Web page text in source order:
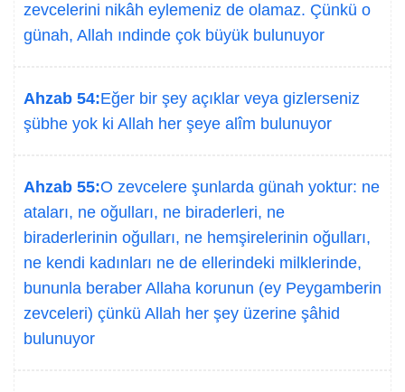
zevcelerini nikâh eylemeniz de olamaz. Çünkü o
günah, Allah ındinde çok büyük bulunuyor
Ahzab 54:Eğer bir şey açıklar veya gizlerseniz
şübhe yok ki Allah her şeye alîm bulunuyor
Ahzab 55:O zevcelere şunlarda günah yoktur: ne
ataları, ne oğulları, ne biraderleri, ne
biraderlerinin oğulları, ne hemşirelerinin oğulları,
ne kendi kadınları ne de ellerindeki milklerinde,
bununla beraber Allaha korunun (ey Peygamberin
zevceleri) çünkü Allah her şey üzerine şâhid
bulunuyor